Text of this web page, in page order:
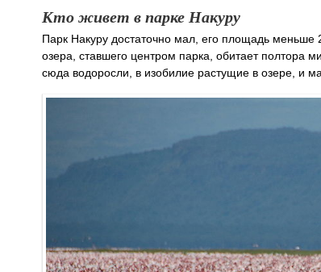
Кто живет в парке Накуру
Парк Накуру достаточно мал, его площадь меньше
озера, ставшего центром парка, обитает полтора
сюда водоросли, в изобилие растущие в озере, и